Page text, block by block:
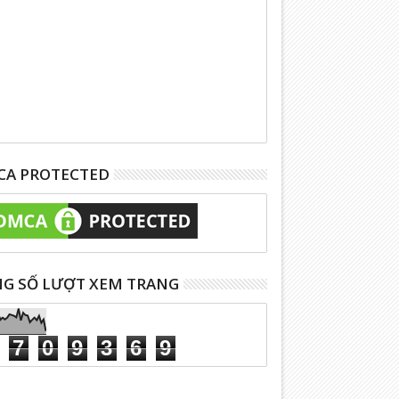
PROTECTED
SỐ LƯỢT XEM TRANG
7 0 9 3 6 9